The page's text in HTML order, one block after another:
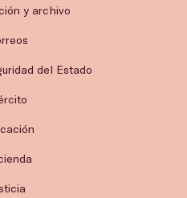
y archivo
del Estado